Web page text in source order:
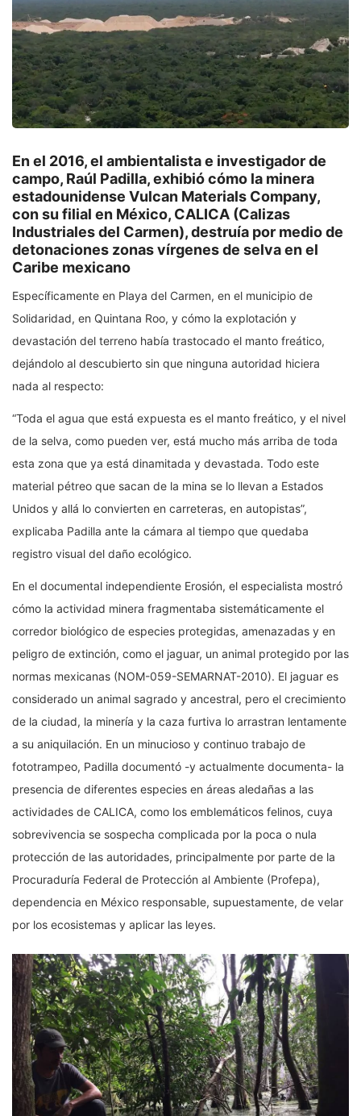
En el 2016, el ambientalista e investigador de
campo, Raúl Padilla, exhibió cómo la minera
estadounidense Vulcan Materials Company,
con su filial en México, CALICA (Calizas
Industriales del Carmen), destruía por medio de
detonaciones zonas vírgenes de selva en el
Caribe mexicano
Específicamente en Playa del Carmen, en el municipio de
Solidaridad, en Quintana Roo, y cómo la explotación y
devastación del terreno había trastocado el manto freático,
dejándolo al descubierto sin que ninguna autoridad hiciera
nada al respecto:
“Toda el agua que está expuesta es el manto freático, y el nivel
de la selva, como pueden ver, está mucho más arriba de toda
esta zona que ya está dinamitada y devastada. Todo este
material pétreo que sacan de la mina se lo llevan a Estados
Unidos y allá lo convierten en carreteras, en autopistas”,
explicaba Padilla ante la cámara al tiempo que quedaba
registro visual del daño ecológico.
En el documental independiente Erosión, el especialista mostró
cómo la actividad minera fragmentaba sistemáticamente el
corredor biológico de especies protegidas, amenazadas y en
peligro de extinción, como el jaguar, un animal protegido por las
normas mexicanas (NOM-059-SEMARNAT-2010). El jaguar es
considerado un animal sagrado y ancestral, pero el crecimiento
de la ciudad, la minería y la caza furtiva lo arrastran lentamente
a su aniquilación. En un minucioso y continuo trabajo de
fototrampeo, Padilla documentó -y actualmente documenta- la
presencia de diferentes especies en áreas aledañas a las
actividades de CALICA, como los emblemáticos felinos, cuya
sobrevivencia se sospecha complicada por la poca o nula
protección de las autoridades, principalmente por parte de la
Procuraduría Federal de Protección al Ambiente (Profepa),
dependencia en México responsable, supuestamente, de velar
por los ecosistemas y aplicar las leyes.